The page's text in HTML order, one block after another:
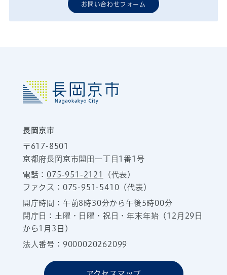
お問い合わせフォーム
長岡京市
〒617-8501
京都府長岡京市開田一丁目1番1号
電話：075-951-2121
（代表）
ファクス：075-951-5410（代表）
開庁時間：午前8時30分から午後5時00分
閉庁日：土曜・日曜・祝日・年末年始（12月29日
から1月3日）
法人番号：9000020262099